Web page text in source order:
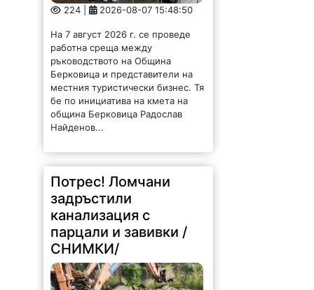
224 | 2026-08-07 15:48:50
На 7 август 2026 г. се проведе
работна среща между
ръководството на Община
Берковица и представители на
местния туристически бизнес. Тя
бе по инициатива на кмета на
община Берковица Радослав
Найденов...
Потрес! Ломчани
задръстили
канализация с
парцали и завивки /
СНИМКИ/